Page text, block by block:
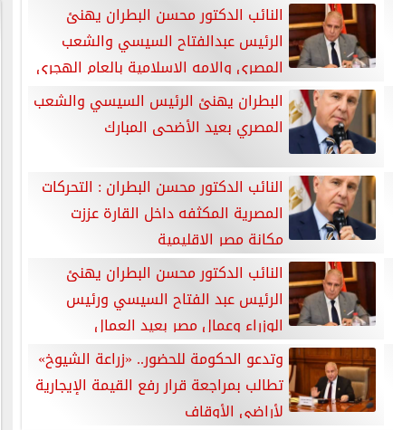
النائب الدكتور محسن البطران يهنئ
الرئيس عبدالفتاح السيسي والشعب
المصرى والامه الإسلامية بالعام الهجرى
الجديد
البطران يهنئ الرئيس السيسي والشعب
المصري بعيد الأضحى المبارك
النائب الدكتور محسن البطران : التحركات
المصرية المكثفه داخل القارة عززت
مكانة مصر الإقليمية
النائب الدكتور محسن البطران يهنئ
الرئيس عبد الفتاح السيسي ورئيس
الوزراء وعمال مصر بعيد العمال
وتدعو الحكومة للحضور.. «زراعة الشيوخ»
تطالب بمراجعة قرار رفع القيمة الإيجارية
لأراضي الأوقاف